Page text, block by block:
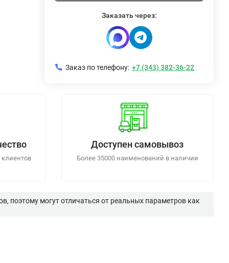
Заказать через:
Заказ по телефону: +7 (343) 382-36-22
Доступен самовывоз
Более 35000 наименований в наличии
поэтому могут отличаться от реальных параметров как